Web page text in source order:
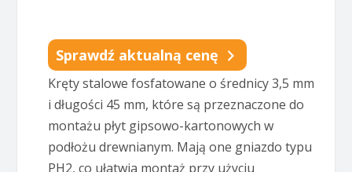
Sprawdź aktualną cenę
Kręty stalowe fosfatowane o średnicy 3,5 mm
i długości 45 mm, które są przeznaczone do
montażu płyt gipsowo-kartonowych w
podłożu drewnianym. Mają one gniazdo typu
PH2, co ułatwia montaż przy użyciu